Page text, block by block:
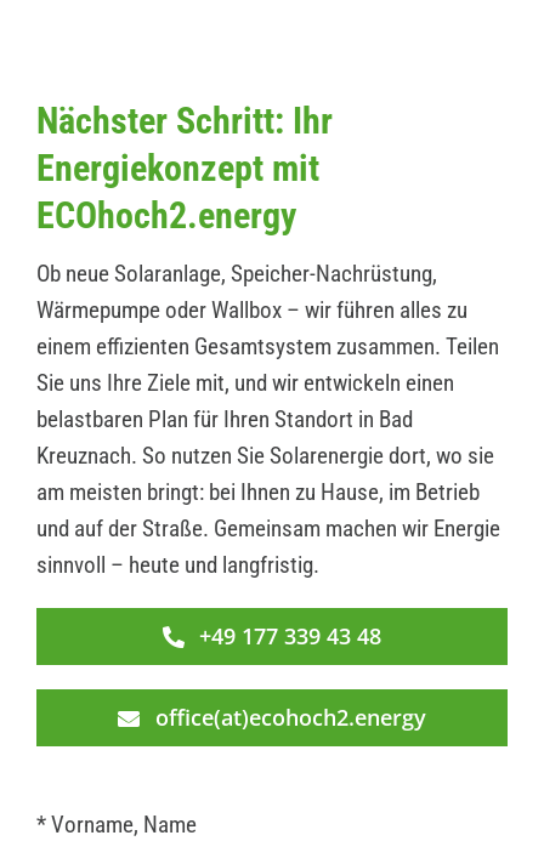
Nächster Schritt: Ihr
Energiekonzept mit
ECOhoch2.energy
Ob neue Solaranlage, Speicher-Nachrüstung,
Wärmepumpe oder Wallbox – wir führen alles zu
einem effizienten Gesamtsystem zusammen. Teilen
Sie uns Ihre Ziele mit, und wir entwickeln einen
belastbaren Plan für Ihren Standort in Bad
Kreuznach. So nutzen Sie Solarenergie dort, wo sie
am meisten bringt: bei Ihnen zu Hause, im Betrieb
und auf der Straße. Gemeinsam machen wir Energie
sinnvoll – heute und langfristig.
+49 177 339 43 48
office(at)ecohoch2.energy
* Vorname, Name